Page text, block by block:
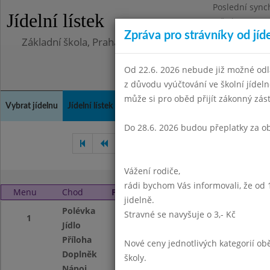
Jídelní lístek
Poslední
Středa
Základní škola, Praha 4, Na Líše 16
Vybrat jídelnu Jídelní lístek Kontakty a informace
Menu Chod Pondělí 7. 1. 2008
1
Polévka
Z vaječné jíšky
Jídlo
Příloha
bramborová kaše
Doplněk
Zpráva pro strávníky od
Od 22.6. 2026 nebude již možné
z důvodu vyúčtování ve školní
může si pro oběd přijít zákonný
Do 28.6. 2026 budou přeplatky za
Vážení rodiče,
rádi bychom Vás informovali, že od
jidelně.
Stravné se navyšuje o 3,- Kč
Nové ceny jednotlivých kategorií
školy.